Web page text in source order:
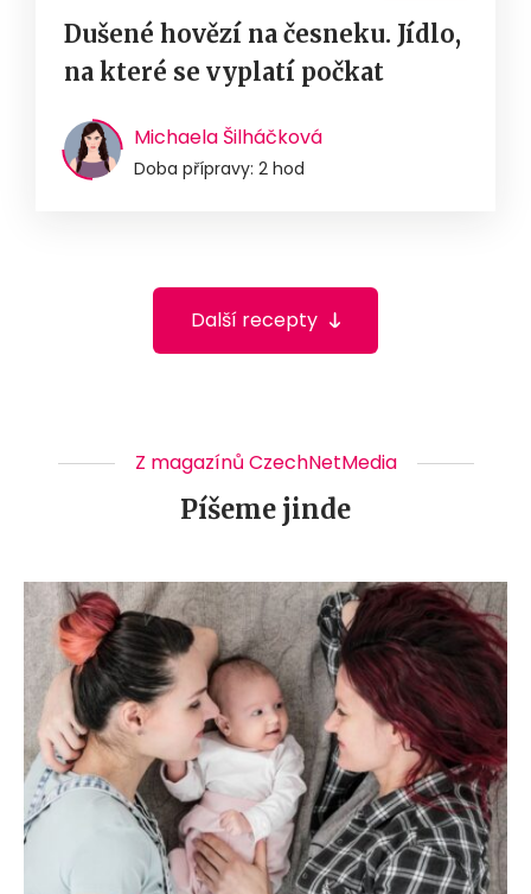
Dušené hovězí na česneku. Jídlo,
na které se vyplatí počkat
Michaela Šilháčková
Doba přípravy: 2 hod
Další recepty
Z magazínů CzechNetMedia
Píšeme jinde